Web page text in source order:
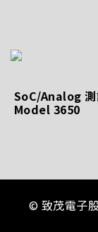
SoC/Analog
Model 3650
© 致茂電子